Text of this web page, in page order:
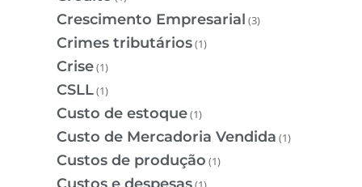
Crescimento Empresarial (3)
Crimes tributários(1)
Crise(1)
CSLL(1)
Custo de estoque(1)
Custo de Mercadoria Vendida (1)
Custos de produção (1)